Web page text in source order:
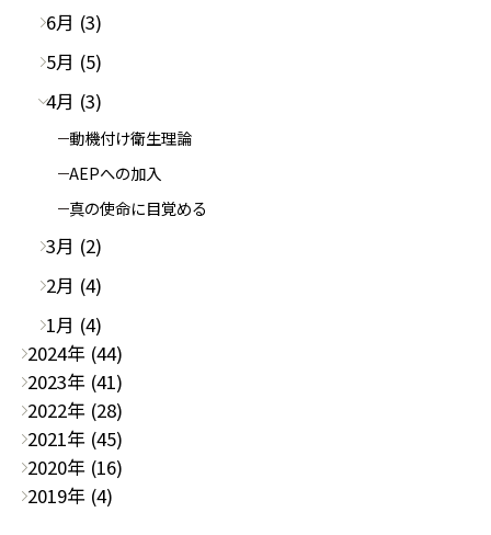
6月 (3)
5月 (5)
4月 (3)
動機付け衛生理論
AEPへの加入
真の使命に目覚める
3月 (2)
2月 (4)
1月 (4)
2024年 (44)
2023年 (41)
2022年 (28)
2021年 (45)
2020年 (16)
2019年 (4)